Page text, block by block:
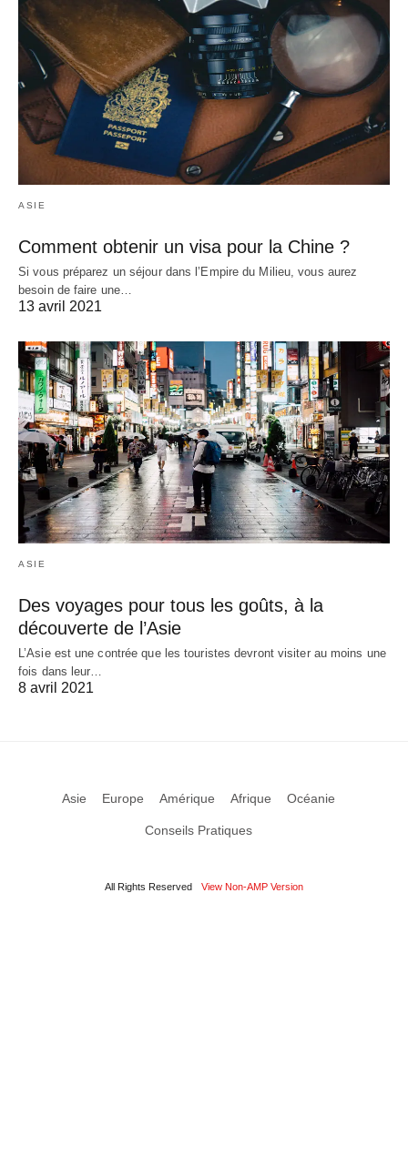
ASIE
Comment obtenir un visa pour la Chine ?
Si vous préparez un séjour dans l’Empire du Milieu, vous aurez
besoin de faire une…
13 avril 2021
ASIE
Des voyages pour tous les goûts, à la
découverte de l’Asie
L’Asie est une contrée que les touristes devront visiter au moins une
fois dans leur…
8 avril 2021
Asie Europe Amérique Afrique Océanie
Conseils Pratiques
All Rights Reserved View Non-AMP Version